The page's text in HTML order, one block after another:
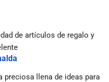
de artículos de regalo y
preciosa llena de ideas para